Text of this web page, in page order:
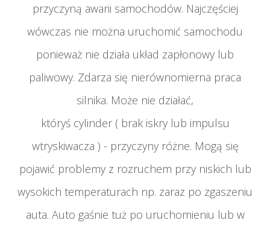
przyczyną awarii samochodów. Najczęściej
wówczas nie można uruchomić samochodu
ponieważ nie działa układ zapłonowy lub
paliwowy. Zdarza się nierównomierna praca
silnika. Może nie działać,
któryś cylinder ( brak iskry lub impulsu
wtryskiwacza ) - przyczyny różne. Mogą się
pojawić problemy z rozruchem przy niskich lub
wysokich temperaturach np. zaraz po zgaszeniu
auta. Auto gaśnie tuż po uruchomieniu lub w